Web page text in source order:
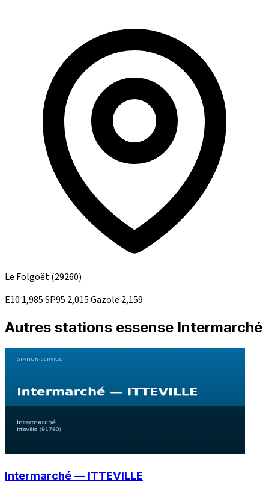
Le Folgoët(29260)
E10 1,985SP95 2,015Gazole 2,159
Autres stations essense Intermarché
Intermarché — ITTEVILLE